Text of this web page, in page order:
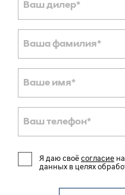
Ваш дилер*
Ваша фамилия*
Ваше имя*
Ваш телефон*
Я даю своё согласие
данных в целях